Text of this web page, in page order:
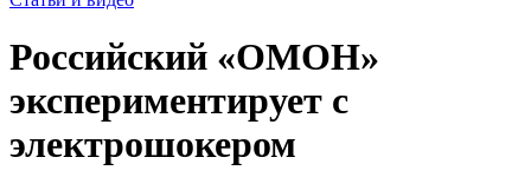
Российский «ОМОН»
экспериментирует с
электрошокером